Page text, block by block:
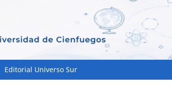
Editorial Universo Sur